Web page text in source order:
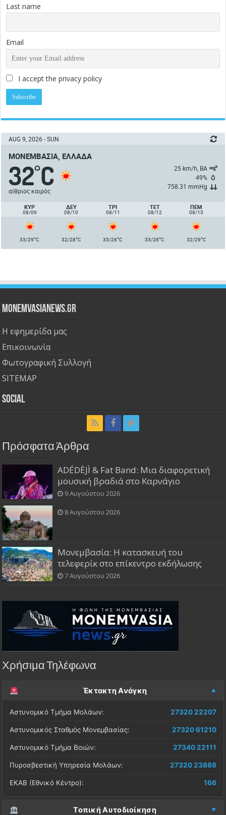
Last name
Email
I accept the privacy policy
AUG 9, 2026 - SUN
ΜΟΝΕΜΒΑΣΙΆ, ΕΛΛΆΔΑ
32°C
αίθριος καιρός
25 km/h, ΒΑ
49%
758.31 mmHg
ΚΥΡ
08/09
ΔΕΥ
08/10
ΤΡΙ
08/11
ΤΕΤ
08/12
ΠΈΜ
08/13
33/29°C 32/28°C 33/26°C 33/28°C 32/29°C
Monemvasianews.gr
Η εφημερίδα μας
Επικοινωνία
Φωτογραφική Συλλογή
SITEMAP
Social
Πρόσφατα Άρθρα
ADÉDÈJÌ & Fat Band: Μια διαφορετική
μουσική βραδιά στο Καρνάγιο
9 Αυγούστου 2026
8 Αυγούστου 2026
Μονεμβασία: Η κατασκευή του
τελεφερίκ στο επίκεντρο εκδήλωσης
7 Αυγούστου 2026
Χρήσιμα Τηλέφωνα
Έκτακτη Ανάγκη
Αστυνομικό Τμήμα Μολάων: 27320 22207
Αστυνομικός Σταθμός Μονεμβασίας: 27320 61210
Αστυνομικό Τμήμα Βοιών: 27340 22111
Πυροσβεστική Υπηρεσία Μολάων: 27320 23888
ΕΚΑΒ (Εθνικό Κέντρο): 166
Τοπική Αυτοδιοίκηση